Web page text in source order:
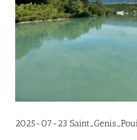
2025-07-23